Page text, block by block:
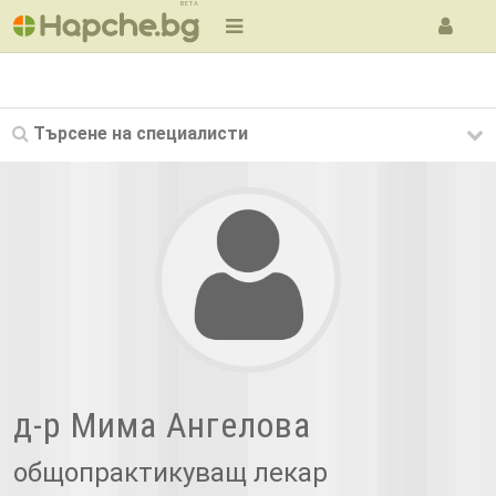
BETA
Търсене на специалисти
д-р Мима Ангелова
общопрактикуващ лекар